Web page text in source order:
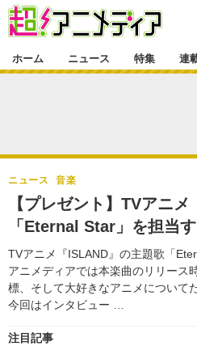
ゲーム・アプリ
グッズ
声優
舞台
特集一覧
ラキりす
連載マンガ
連載マンガ一覧
番組・動画
番組・動画一覧
動画
連載・ブログ
連載・ブログ一覧
編集部ブログ・お知らせ
ホーム ニュース 特集 連
【プレゼント】TVアニ
「Eternal Star」を担当
TVアニメ『ISLAND』の主題歌「
アニメディアでは本楽曲のリリース
標、そして大好きなアニメについて
今回はインタビュー …
ニュース 音楽
注目記事